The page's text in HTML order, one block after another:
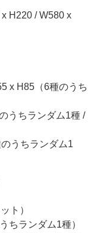
H220 / W580 x
x H85（6種のうち
うちランダム1種 /
うちランダム1
ト）
ちランダム1種）